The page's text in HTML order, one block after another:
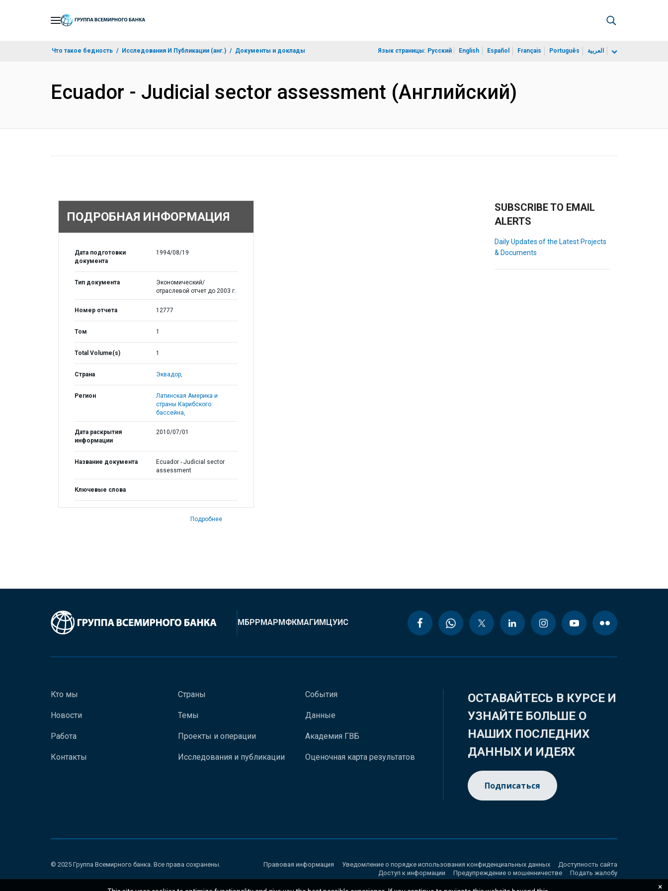
Что такое бедность Исследования И Публикации (анг.) Документы и доклады Язык страницы: Русский English Español Français Português العربية
Ecuador - Judicial sector assessment (Английский)
ПОДРОБНАЯ ИНФОРМАЦИЯ
Дата подготовки
документа
1994/08/19
Тип документа
Экономический/
отраслевой отчет до 2003 г.
Номер отчета 12777
Том 1
Total Volume(s) 1
Страна Эквадор,
Регион
Латинская Америка и
страны Карибского
бассейна,
Дата раскрытия
информации
2010/07/01
Название документа
Ecuador - Judicial sector
assessment
Ключевые слова
Подробнее
SUBSCRIBE TO EMAIL
ALERTS
Daily Updates of the Latest Projects
& Documents
МБРРМАРМФКМАГИМЦУИС
Кто мы
Новости
Работа
Контакты
Страны
Темы
Проекты и операции
Исследования и публикации
События
Данные
Академия ГВБ
Оценочная карта результатов
ОСТАВАЙТЕСЬ В КУРСЕ И
УЗНАЙТЕ БОЛЬШЕ О
НАШИХ ПОСЛЕДНИХ
ДАННЫХ И ИДЕЯХ
Подписаться
© 2025 Группа Всемирного банка. Все права сохранены. Правовая информация Уведомление о порядке использования конфиденциальных данных
Доступность сайта
Доступ к информации
Предупреждение о мошенничестве Подать жалобу
×